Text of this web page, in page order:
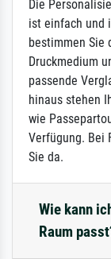
Die
ist einfach und
bestimmen Sie
Druckmedium
passende
hinaus stehen
wie
Verfügung. Bei
Sie da.
Wie kann
Raum